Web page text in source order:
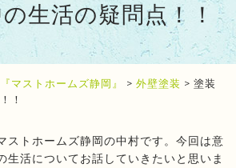
生活の疑問点！！
マストホームズ静岡』 >外壁塗装 >塗装
！
ストホームズ静岡の中村です。今回は意
生活についてお話していきたいと思いま